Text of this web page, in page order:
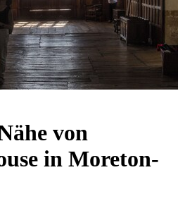
von
in Moreton-